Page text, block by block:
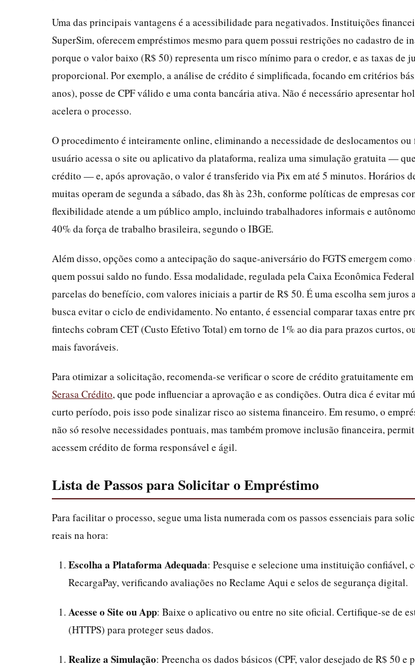
Uma das principais vantagens é a acessibilidade para negativados. Instituições
SuperSim, oferecem empréstimos mesmo para quem possui restrições no cadastro de
porque o valor baixo (R$ 50) representa um risco mínimo para o credor, e as taxas de
proporcional. Por exemplo, a análise de crédito é simplificada, focando em critérios
anos), posse de CPF válido e uma conta bancária ativa. Não é necessário apresentar
acelera o processo.
O procedimento é inteiramente online, eliminando a necessidade de deslocamentos
usuário acessa o site ou aplicativo da plataforma, realiza uma simulação gratuita —
crédito — e, após aprovação, o valor é transferido via Pix em até 5 minutos. Horários
muitas operam de segunda a sábado, das 8h às 23h, conforme políticas de empresas
flexibilidade atende a um público amplo, incluindo trabalhadores informais e
40% da força de trabalho brasileira, segundo o IBGE.
Além disso, opções como a antecipação do saque-aniversário do FGTS emergem
quem possui saldo no fundo. Essa modalidade, regulada pela Caixa Econômica
parcelas do benefício, com valores iniciais a partir de R$ 50. É uma escolha sem juros
busca evitar o ciclo de endividamento. No entanto, é essencial comparar taxas entre
fintechs cobram CET (Custo Efetivo Total) em torno de 1% ao dia para prazos curtos,
mais favoráveis.
Para otimizar a solicitação, recomenda-se verificar o score de crédito gratuitamente
Serasa Crédito, que pode influenciar a aprovação e as condições. Outra dica é evitar
curto período, pois isso pode sinalizar risco ao sistema financeiro. Em resumo, o
não só resolve necessidades pontuais, mas também promove inclusão financeira,
acessem crédito de forma responsável e ágil.
Lista de Passos para Solicitar o Empréstimo
Para facilitar o processo, segue uma lista numerada com os passos essenciais para
reais na hora:
Escolha a Plataforma Adequada: Pesquise e selecione uma instituição confiável,
RecargaPay, verificando avaliações no Reclame Aqui e selos de segurança digital.
Acesse o Site ou App: Baixe o aplicativo ou entre no site oficial. Certifique-se de
(HTTPS) para proteger seus dados.
Realize a Simulação: Preencha os dados básicos (CPF, valor desejado de R$ 50 e